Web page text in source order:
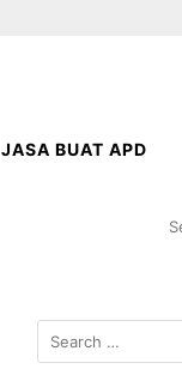
JASA BUAT APD
Search
for: